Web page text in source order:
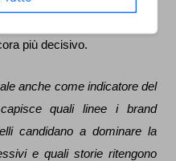
più decisivo.
anche come indicatore del
quali linee i brand
candidano a dominare la
e quali storie ritengono